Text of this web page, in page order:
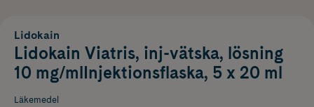
Lidokain
Lidokain Viatris, inj-vätska, lösning
10 mg/mlInjektionsflaska, 5 x 20 ml
Läkemedel